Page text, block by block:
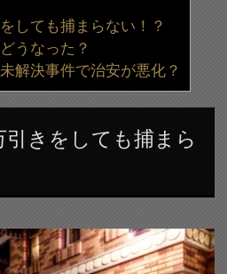
しても捕まらない！？
うなった？
解決事件で治安が悪化？
きをしても捕まら